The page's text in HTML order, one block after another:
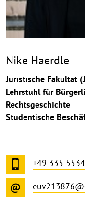
Nike Haerdle
Juristische Fakultät
Lehrstuhl für
Rechtsgeschichte
Studentische
+49 335